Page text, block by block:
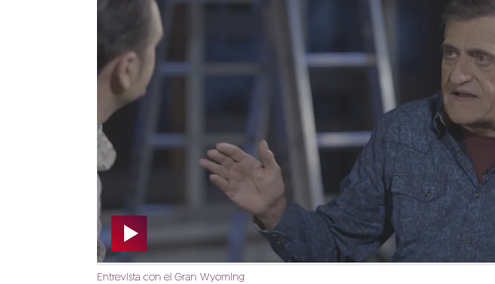
Entrevista con el Gran Wyoming